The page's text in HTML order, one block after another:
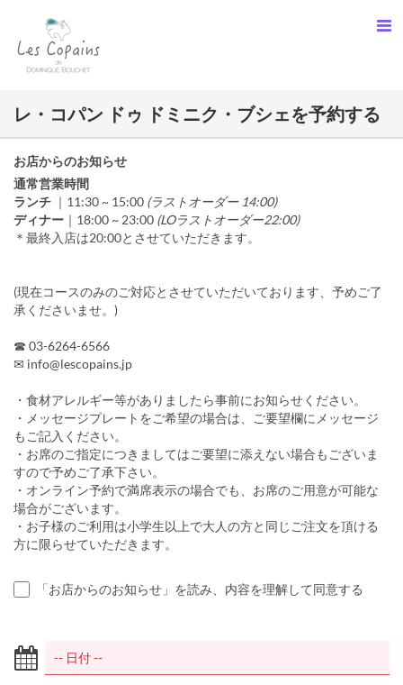
レ・コパン ドゥ ドミニク・ブシェを予約する
お店からのお知らせ
通常営業時間
ランチ ｜11:30 ~ 15:00 (ラストオーダー 14:00)
ディナー ｜18:00 ~ 23:00 (LOラストオーダー22:00)
＊最終入店は20:00とさせていただきます。
(現在コースのみのご対応とさせていただいております、予めご了
承くださいませ。)
☎︎ 03-6264-6566
✉︎ info@lescopains.jp
・食材アレルギー等がありましたら事前にお知らせください。
・メッセージプレートをご希望の場合は、ご要望欄にメッセージ
もご記入ください。
・お席のご指定につきましてはご要望に添えない場合もございま
すので予めご了承下さい。
・オンライン予約で満席表示の場合でも、お席のご用意が可能な
場合がございます。
・お子様のご利用は小学生以上で大人の方と同じご注文を頂ける
方に限らせていただきます。
「お店からのお知らせ」を読み、内容を理解して同意する